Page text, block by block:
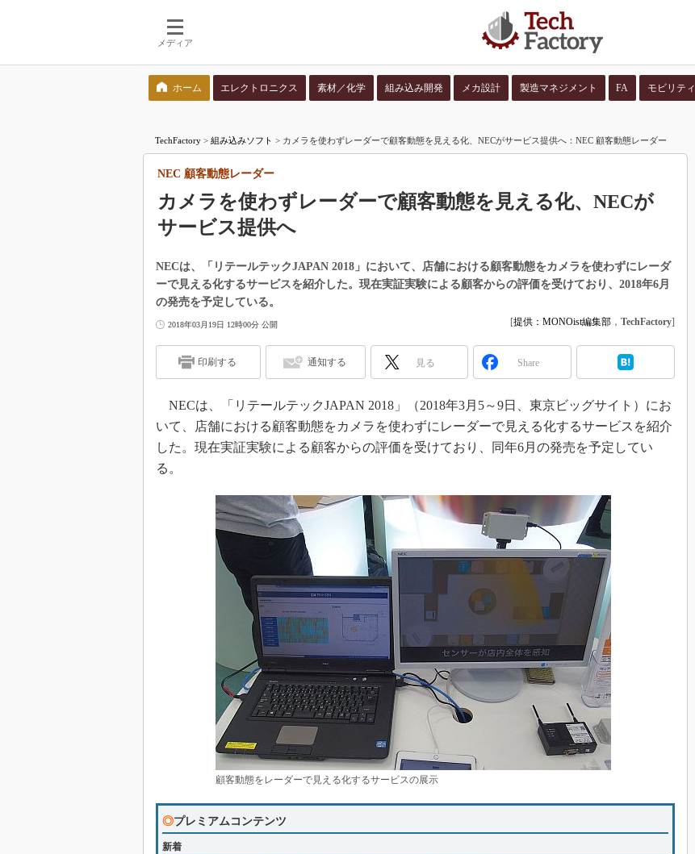
メディア
ホーム エレクトロニクス 素材／化学 組み込み開発 メカ設計 製造マネジメント FA モビリティ
TechFactory > 組み込みソフト > カメラを使わずレーダーで顧客動態を見える化、NECがサービス提供へ：NEC 顧客動態レーダー
カメラを使わずレーダーで顧客動態を見える化、NECが
サービス提供へ
NEC 顧客動態レーダー
NECは、「リテールテックJAPAN 2018」において、店舗における顧客動態をカメラを使わずにレーダ
ーで見える化するサービスを紹介した。現在実証実験による顧客からの評価を受けており、2018年6月
の発売を予定している。
2018年03月19日 12時00分 公開 [提供：MONOist編集部 ， TechFactory]
印刷する 通知する 見る Share
NECは、「リテールテックJAPAN 2018」（2018年3月5～9日、東京ビッグサイト）にお
いて、店舗における顧客動態をカメラを使わずにレーダーで見える化するサービスを紹介
した。現在実証実験による顧客からの評価を受けており、同年6月の発売を予定してい
る。
顧客動態をレーダーで見える化するサービスの展示
◎プレミアムコンテンツ
新着